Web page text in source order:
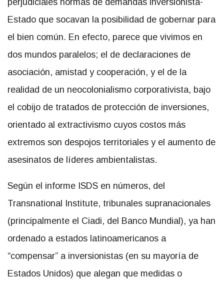
perjudiciales normas de demandas inversionista-
Estado que socavan la posibilidad de gobernar para
el bien común. En efecto, parece que vivimos en
dos mundos paralelos; el de declaraciones de
asociación, amistad y cooperación, y el de la
realidad de un neocolonialismo corporativista, bajo
el cobijo de tratados de protección de inversiones,
orientado al extractivismo cuyos costos más
extremos son despojos territoriales y el aumento de
asesinatos de líderes ambientalistas.
Según el informe ISDS en números, del
Transnational Institute, tribunales supranacionales
(principalmente el Ciadi, del Banco Mundial), ya han
ordenado a estados latinoamericanos a
“compensar” a inversionistas (en su mayoría de
Estados Unidos) que alegan que medidas o